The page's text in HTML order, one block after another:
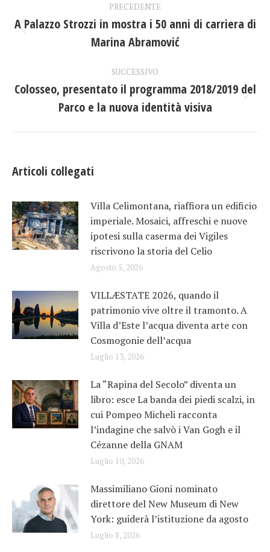
tra
post
PRECEDENTE
Post
precedente:
A Palazzo Strozzi in mostra i 50 anni di carriera di
Marina Abramović
SUCCESSIVO
Prossimo
post:
Colosseo, presentato il programma 2018/2019 del
Parco e la nuova identità visiva
Articoli collegati
Villa Celimontana, riaffiora un edificio
imperiale. Mosaici, affreschi e nuove
ipotesi sulla caserma dei Vigiles
riscrivono la storia del Celio
Agosto 5, 2026
VILLÆSTATE 2026, quando il
patrimonio vive oltre il tramonto. A
Villa d’Este l’acqua diventa arte con
Cosmogonie dell’acqua
Luglio 13, 2026
La “Rapina del Secolo” diventa un
libro: esce La banda dei piedi scalzi, in
cui Pompeo Micheli racconta
l’indagine che salvò i Van Gogh e il
Cézanne della GNAM
Luglio 10, 2026
Massimiliano Gioni nominato
direttore del New Museum di New
York: guiderà l’istituzione da agosto
Luglio 8, 2026